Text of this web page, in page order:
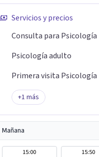
Servicios y precios
Consulta para Psicología
Psicología adulto
Primera visita Psicología
+1 más
Mañana
15:00 15:50